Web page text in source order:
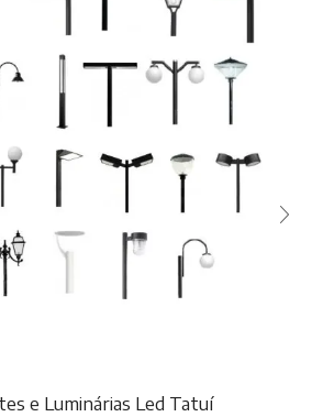
e Luminárias Led Tatuí